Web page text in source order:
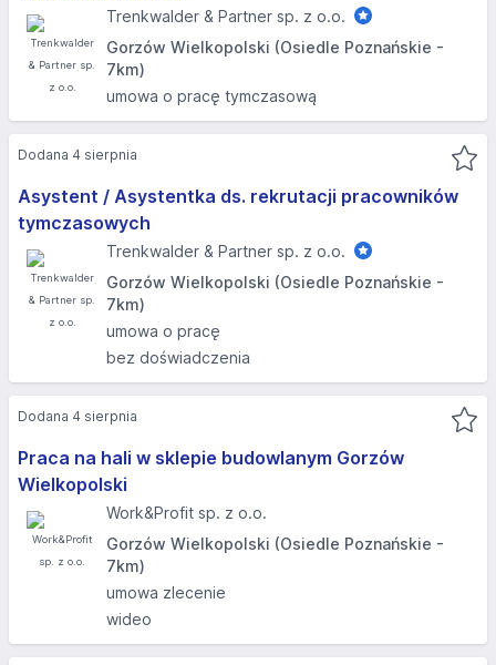
Trenkwalder & Partner sp. z o.o.
Gorzów Wielkopolski (Osiedle Poznańskie -
7km)
umowa o pracę tymczasową
Asystent / Asystentka ds. rekrutacji pracowników
tymczasowych
Trenkwalder & Partner sp. z o.o.
Gorzów Wielkopolski (Osiedle Poznańskie -
7km)
umowa o pracę
bez doświadczenia
Dodana 4 sierpnia
Praca na hali w sklepie budowlanym Gorzów
Wielkopolski
Work&Profit sp. z o.o.
Gorzów Wielkopolski (Osiedle Poznańskie -
7km)
umowa zlecenie
wideo
Dodana 4 sierpnia